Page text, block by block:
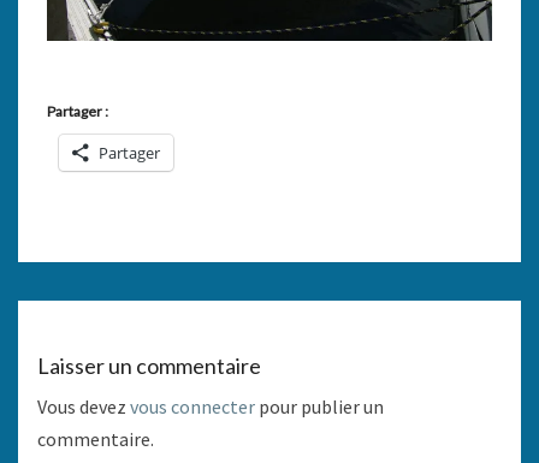
Partager :
Partager
Laisser un commentaire
Vous devez vous connecter pour publier un
commentaire.